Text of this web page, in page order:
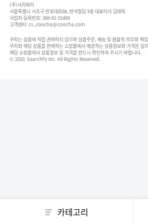
(주)서치파이
서울특별시 서초구 반포대로88, 반석빌딩 5층 대표이사 김태묵
사업자 등록번호: 388-81-01489
고객센터:cs_coocha@coocha.com
쿠차는 상품에 직접 관여하지 않으며 상품주문, 배송 및 환불의 의무와 책
쿠차와 해당 상품을 판매하는 쇼핑몰에서 제공하는 상품정보와 가격은 일
해당 쇼핑몰에서 상품정보 및 가격을 반드시 확인하여 주시기 바랍니다.
© 2020. SearchFy Inc. All Rights Reserved.
카테고리